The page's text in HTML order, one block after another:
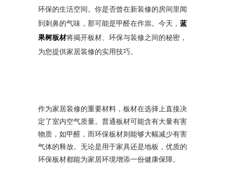
环保的生活空间。你是否曾在新装修的房间里闻
到刺鼻的气味，那可能是甲醛在作祟。今天， 蓝
果树板材将揭开板材、环保与装修之间的秘密，
为您提供家居装修的实用技巧。
作为家居装修的重要材料，板材在选择上直接决
定了室内空气质量。普通板材可能含有大量有害
物质，如甲醛，而环保板材则能够大幅减少有害
气体的释放。无论是用于家具还是地板，优质的
环保板材都能为家居环境增添一份健康保障。